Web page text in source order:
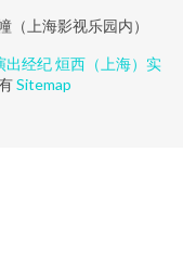
上海影视乐园内）
出经纪烜西（上海）实
Sitemap